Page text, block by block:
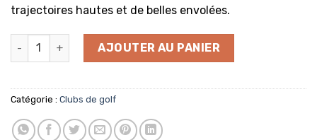
trajectoires hautes et de belles envolées.
quantité de Launcher HB Turbo Irons #6 pour Femme
AJOUTER AU PANIER
Catégorie : Clubs de golf